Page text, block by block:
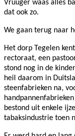
Vruuger waas alles
dat ook zo.
We gaan terug naar
Het dorp Tegelen
rectoraat, een
stond nog in de
heil daarom in
steenfabrieken na,
bestond uit enkele
tabaksindustrie toen